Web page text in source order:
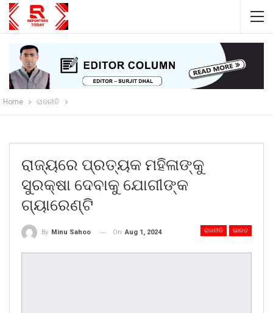
Home ରାଜନୀତି
ରାଜ୍ୟରେ ପ୍ରତ୍ୟକ ମହିଳାଙ୍କୁ
ସୁରକ୍ଷା ଦେବାକୁ ଯୋଗୀଙ୍କ
ଗ୍ୟାରେଣ୍ଟି
ରାଜନୀତି ଭାରତ
By Minu Sahoo On Aug 1, 2024